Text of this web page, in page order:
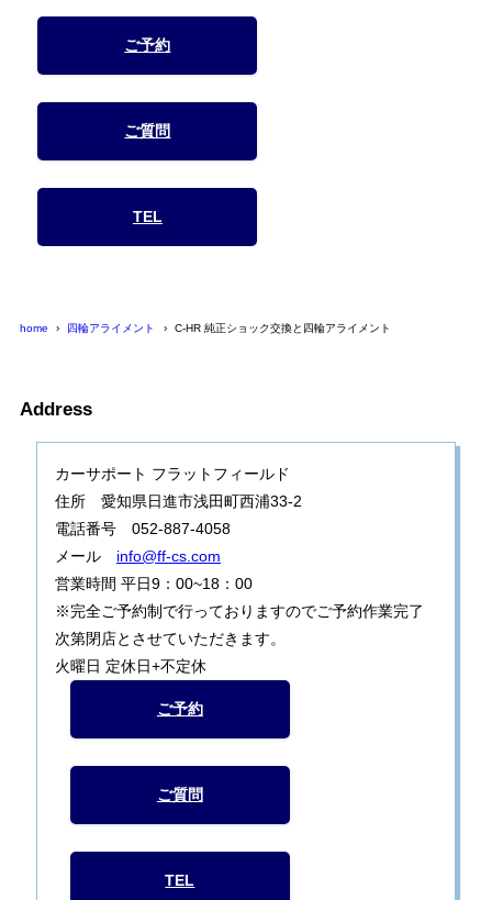
ご予約
ご質問
TEL
home 四輪アライメント C-HR 純正ショック交換と四輪アライメント
Address
カーサポート フラットフィールド
住所 愛知県日進市浅田町西浦33-2
電話番号 052-887-4058
メール info@ff-cs.com
営業時間 平日9：00~18：00
※完全ご予約制で行っておりますのでご予約作業完了
次第閉店とさせていただきます。
火曜日 定休日+不定休
ご予約
ご質問
TEL